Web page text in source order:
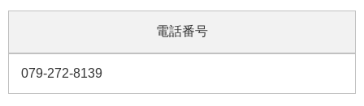
電話番号
079-272-8139